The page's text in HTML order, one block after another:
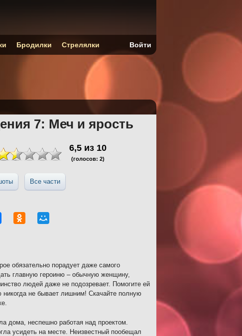
7: Меч и ярость
6,5 из 10
(голосов: 2)
Все части
обязательно порадует даже самого
главную героиню – обычную женщину,
людей даже не подозревает. Помогите ей
не бывает лишним! Скачайте полную
дома, неспешно работая над проектом.
усидеть на месте. Неизвестный пообещал
Бродилки Стрелялки Войти